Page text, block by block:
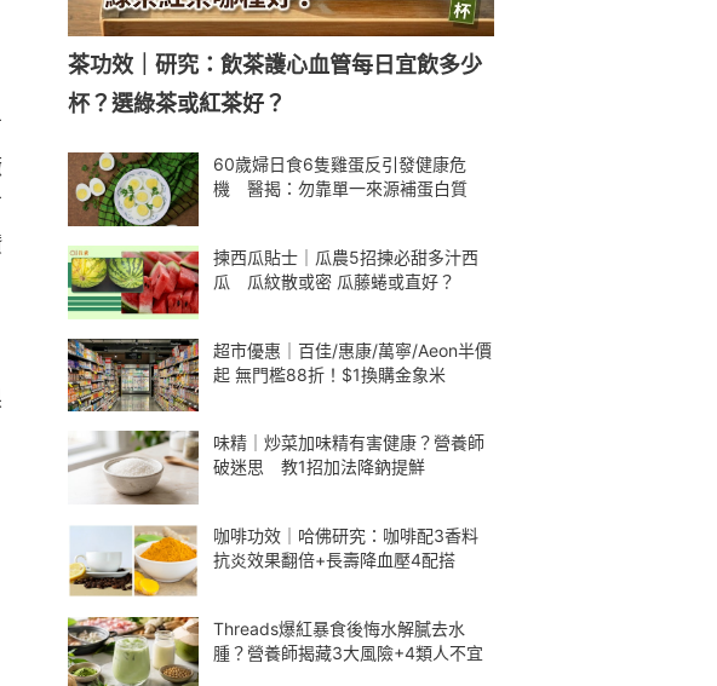
茶功效｜研究：飲茶護心血管每日宜飲多少
杯？選綠茶或紅茶好？
60歲婦日食6隻雞蛋反引發健康危
機 醫揭：勿靠單一來源補蛋白質
揀西瓜貼士｜瓜農5招揀必甜多汁西
瓜 瓜紋散或密 瓜藤蜷或直好？
超市優惠｜百佳/惠康/萬寧/Aeon半價
起 無門檻88折！$1換購金象米
味精｜炒菜加味精有害健康？營養師
破迷思 教1招加法降鈉提鮮
咖啡功效｜哈佛研究：咖啡配3香料
抗炎效果翻倍+長壽降血壓4配搭
Threads爆紅暴食後悔水解膩去水
腫？營養師揭藏3大風險+4類人不宜